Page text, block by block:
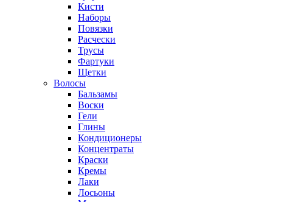
Кисти
Наборы
Повязки
Расчески
Трусы
Фартуки
Щетки
Волосы
Бальзамы
Воски
Гели
Глины
Кондиционеры
Концентраты
Краски
Кремы
Лаки
Лосьоны